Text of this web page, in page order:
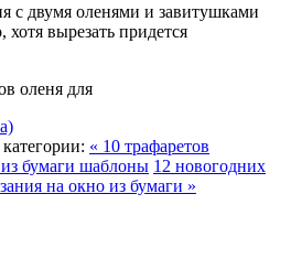
с двумя оленями и завитушками
вырезать придется
« 10 трафаретов
из бумаги шаблоны 12 новогодних
на окно из бумаги »